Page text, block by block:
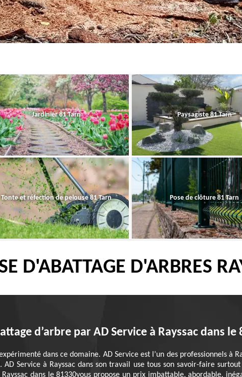
Jardinier 81 Tarn Paysagiste 81 Tarn
Tonte et réfection de pelouse 81 Tarn Pose de clôture 81 Tarn
D'ABATTAGE D'ARBRES
d’arbre par AD Service à Rayssac dans le
dans ce domaine. AD Service est l’un des professionnels à
Service à Rayssac dans son travail use tous son savoir-faire surtout
dans le 81330vous propose un prix imbattable, abordable,